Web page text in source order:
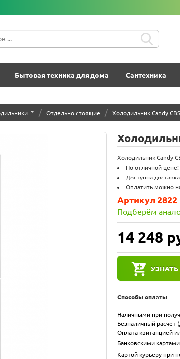
Бытовая техника для дома Сантехника
/ Отдельно стоящие / Холодильник Candy
Холодильник Candy
По отличной
Доступна
Оплатить можно
14 248
Артикул 2822
Подберём
Способы оплаты
Наличными при
Безналичный расчет
Оплата квитанцией
Банковскими
Картой курьеру при